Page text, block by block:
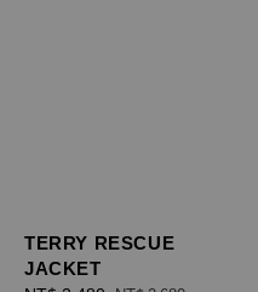
TERRY RESCUE
JACKET